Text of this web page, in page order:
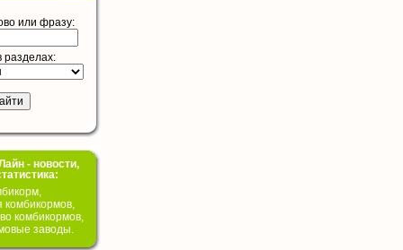
или фразу:
разделах:
- новости,
комбикормов,
комбикормов,
заводы.